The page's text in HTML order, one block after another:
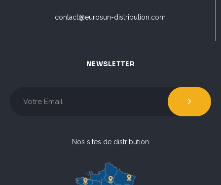
contact@eurosun-distribution.com
NEWSLETTER
Nos sites de distribution